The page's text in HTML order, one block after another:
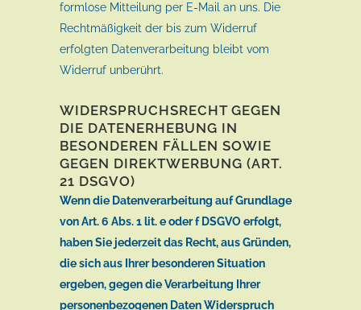
formlose Mitteilung per E-Mail an uns. Die
Rechtmäßigkeit der bis zum Widerruf
erfolgten Datenverarbeitung bleibt vom
Widerruf unberührt.
WIDERSPRUCHSRECHT GEGEN
DIE DATENERHEBUNG IN
BESONDEREN FÄLLEN SOWIE
GEGEN DIREKTWERBUNG (ART.
21 DSGVO)
Wenn die Datenverarbeitung auf Grundlage
von Art. 6 Abs. 1 lit. e oder f DSGVO erfolgt,
haben Sie jederzeit das Recht, aus Gründen,
die sich aus Ihrer besonderen Situation
ergeben, gegen die Verarbeitung Ihrer
personenbezogenen Daten Widerspruch